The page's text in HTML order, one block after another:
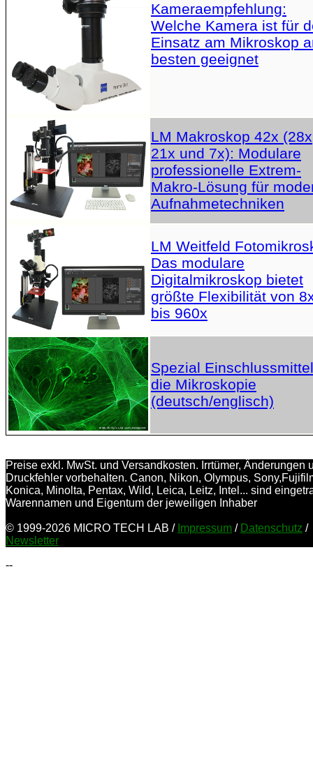
Kameraempfehlung:
Welche Kamera ist für
Einsatz am Mikroskop
besten geeignet
LM Makroskop 42x
21x und 7x): Modulare
professionelle Extrem-
Makro-Lösung für
Aufnahmetechniken
LM Weitfeld
Das modulare
Digitalmikroskop bietet
größte Flexibilität von
bis 960x
Spezial
die Mikroskopie
(deutsch/englisch)
Preise exkl. MwSt. und Versandkosten. Irrtümer, Änderungen
Druckfehler vorbehalten. Canon, Nikon, Olympus,
Konica, Minolta, Pentax, Wild, Leica, Leitz, Intel... sind
Warennamen und Eigentum der jeweiligen Inhaber
© 1999-2026 MICRO TECH LAB / Impressum / Datenschutz /
Newsletter
--